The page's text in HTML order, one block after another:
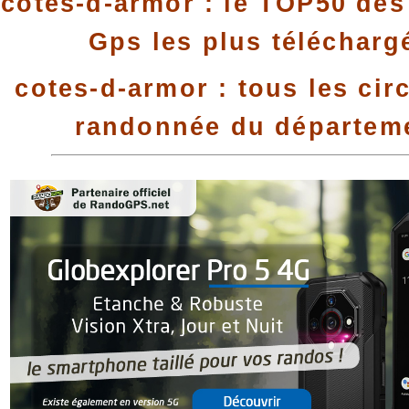
Gps les plus
cotes-d-armor : tous les
randonnée du